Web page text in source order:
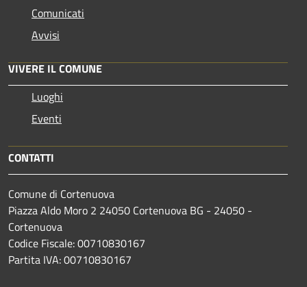
Comunicati
Avvisi
VIVERE IL COMUNE
Luoghi
Eventi
CONTATTI
Comune di Cortenuova
Piazza Aldo Moro 2 24050 Cortenuova BG - 24050 -
Cortenuova
Codice Fiscale: 00710830167
Partita IVA: 00710830167